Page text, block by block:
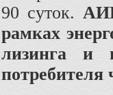
90 суток.
рамках
лизинга и
потребителя